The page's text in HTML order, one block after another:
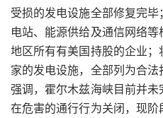
受损的发电设施全部修复完
电站、能源供给及通信网络
地区所有有美国持股的企业
家的发电设施，全部列为合
强调，霍尔木兹海峡目前并
在危害的通行行为关闭，现